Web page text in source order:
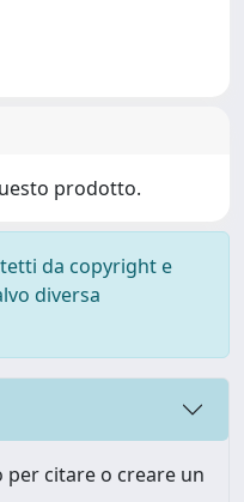
prodotto.
da copyright e
diversa
citare o creare un